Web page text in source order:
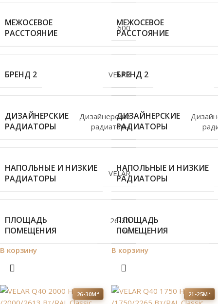
МЕЖОСЕВОЕ
РАССТОЯНИЕ
600
БРЕНД 2 VELAR
ДИЗАЙНЕРСКИЕ
РАДИАТОРЫ
Дизайнерские
радиаторы
НАПОЛЬНЫЕ И НИЗКИЕ
РАДИАТОРЫ
VELAR
ПЛОЩАДЬ
ПОМЕЩЕНИЯ
26-30
м²
В корзину
МЕЖОСЕВОЕ
РАССТОЯНИЕ
БРЕНД 2
ДИЗАЙНЕРСКИЕ
РАДИАТОРЫ
НАПОЛЬНЫЕ И НИЗКИЕ
РАДИАТОРЫ
ПЛОЩАДЬ
ПОМЕЩЕНИЯ
В корзину
26-30М² 21-25М²